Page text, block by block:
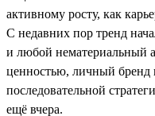
активному росту, как
С недавних пор тренд
и любой нематериальный
ценностью, личный бренд
последовательной
ещё вчера.